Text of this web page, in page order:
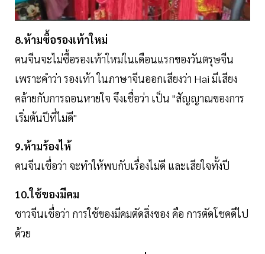
8.ห้ามซื้อรองเท้าใหม่
คนจีนจะไม่ซื้อรองเท้าใหม่ในเดือนแรกของวันตรุษจีน
เพราะคำว่า รองเท้า ในภาษาจีนออกเสียงว่า Hai มีเสียง
คล้ายกับการถอนหายใจ จึงเชื่อว่า เป็น "สัญญาณของการ
เริ่มต้นปีที่ไม่ดี"
9.ห้ามร้องไห้
คนจีนเชื่อว่า จะทำให้พบกับเรื่องไม่ดี และเสียใจทั้งปี
10.ใช้ของมีคม
ชาวจีนเชื่อว่า การใช้ของมีคมตัดสิ่งของ คือ การตัดโชคดีไป
ด้วย